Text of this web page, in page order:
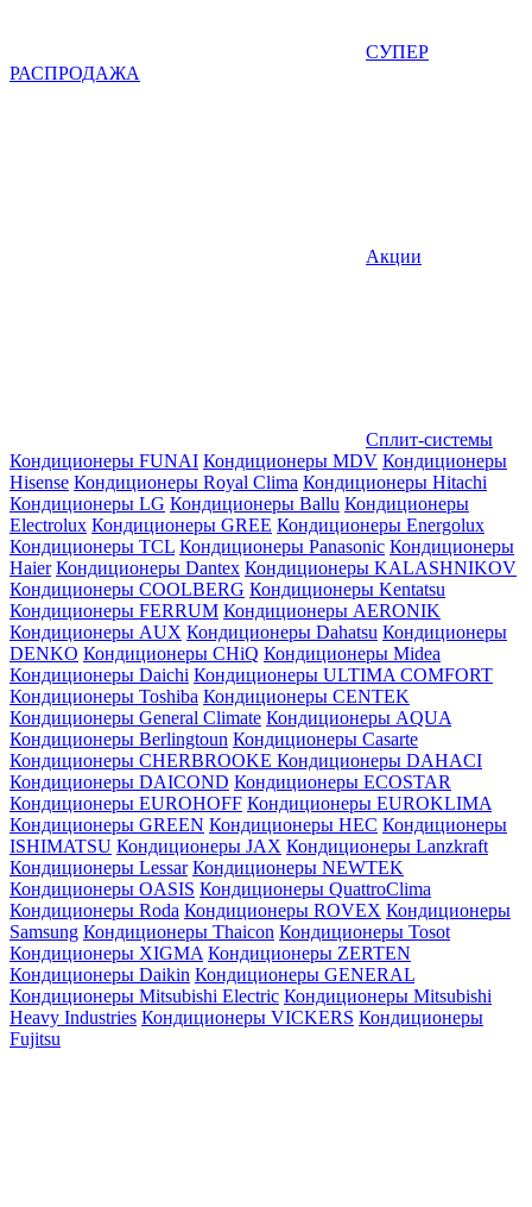
СУПЕР
РАСПРОДАЖА
Акции
Сплит-системы
Кондиционеры FUNAI Кондиционеры MDV Кондиционеры
Hisense Кондиционеры Royal Clima Кондиционеры Hitachi
Кондиционеры LG Кондиционеры Ballu Кондиционеры
Electrolux Кондиционеры GREE Кондиционеры Energolux
Кондиционеры TCL Кондиционеры Panasonic Кондиционеры
Haier Кондиционеры Dantex Кондиционеры KALASHNIKOV
Кондиционеры СOOLBERG Кондиционеры Kentatsu
Кондиционеры FERRUM Кондиционеры AERONIK
Кондиционеры AUX Кондиционеры Dahatsu Кондиционеры
DENKO Кондиционеры CHiQ Кондиционеры Midea
Кондиционеры Daichi Кондиционеры ULTIMA COMFORT
Кондиционеры Toshiba Кондиционеры CENTEK
Кондиционеры General Climate Кондиционеры AQUA
Кондиционеры Berlingtoun Кондиционеры Casarte
Кондиционеры CHERBROOKE Кондиционеры DAHACI
Кондиционеры DAICOND Кондиционеры ECOSTAR
Кондиционеры EUROHOFF Кондиционеры EUROKLIMA
Кондиционеры GREEN Кондиционеры HEC Кондиционеры
ISHIMATSU Кондиционеры JAX Кондиционеры Lanzkraft
Кондиционеры Lessar Кондиционеры NEWTEK
Кондиционеры OASIS Кондиционеры QuattroClima
Кондиционеры Roda Кондиционеры ROVEX Кондиционеры
Samsung Кондиционеры Thaicon Кондиционеры Tosot
Кондиционеры XIGMA Кондиционеры ZERTEN
Кондиционеры Daikin Кондиционеры GENERAL
Кондиционеры Mitsubishi Electric Кондиционеры Mitsubishi
Heavy Industries Кондиционеры VICKERS Кондиционеры
Fujitsu